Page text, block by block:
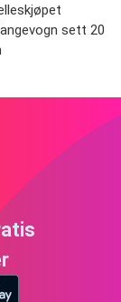
sett 20